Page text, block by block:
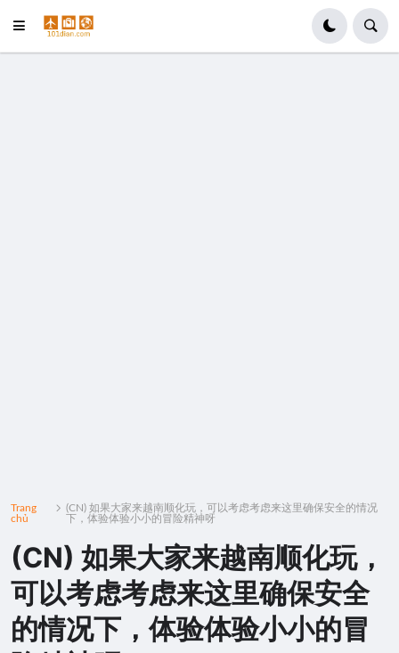
Trang
chủ
(CN) 如果大家来越南顺化玩，可以考虑考虑来这里确保安全的情况
下，体验体验小小的冒险精神呀
(CN) 如果大家来越南顺化玩，
可以考虑考虑来这里确保安全
的情况下，体验体验小小的冒